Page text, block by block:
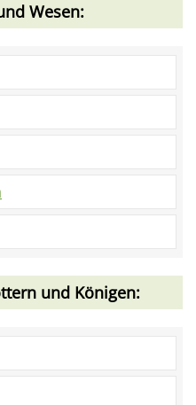
Wesen:
und Königen: